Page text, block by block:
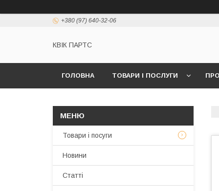
+380 (97) 640-32-06
КВІК ПАРТС
ГОЛОВНА ТОВАРИ І ПОСЛУГИ
Товари і посуги
Новини
Статті